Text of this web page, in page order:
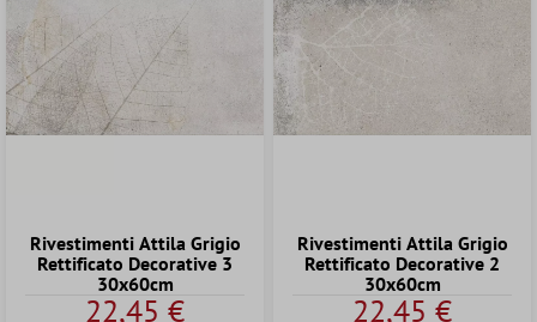
Rivestimenti Attila Grigio
Rettificato Decorative 3
30x60cm
22,45 €
Rivestimenti Attila Grigio
Rettificato Decorative 2
30x60cm
22,45 €